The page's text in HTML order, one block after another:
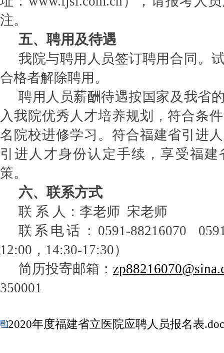
注。
五、聘用及待遇
我院与聘用人员签订聘用合同。
合格者解除聘用。
聘用人员薪酬待遇按国家及我省
入我院优秀人才培养规划，符合条
名院校进修学习。符合福建省引进
引进人才身份认定手续，享受福
策。
六、联系方式
联 系 人：李老师 宋老师
联系电话： 0591-88216070
12:00，14:30-17:30）
简历投寄邮箱：
350001
2020年度福建省立医院应聘人员报名表.doc